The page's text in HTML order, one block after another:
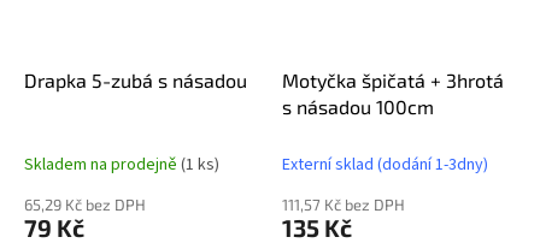
Drapka 5-zubá s násadou
Skladem na prodejně (1 ks)
65,29 Kč bez DPH
79 Kč
Motyčka špičatá + 3hrotá
s násadou 100cm
Externí sklad (dodání 1-3dny)
111,57 Kč bez DPH
135 Kč